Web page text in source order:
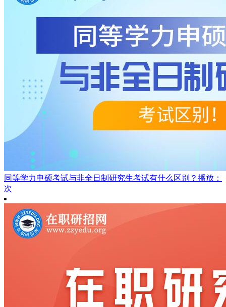
同等学力申硕考试与非全日制研究生考试有什么区别？ 播放：
次